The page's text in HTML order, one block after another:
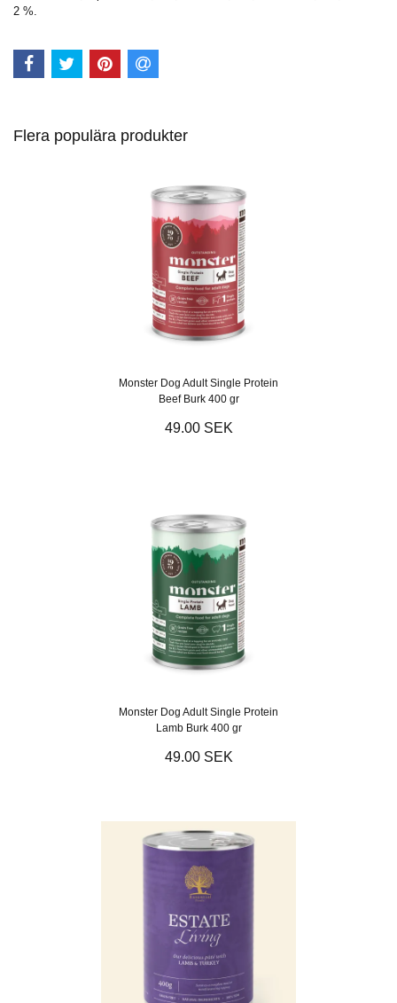
2 %.
Flera populära produkter
Monster Dog Adult Single Protein
Beef Burk 400 gr
49.00 SEK
Monster Dog Adult Single Protein
Lamb Burk 400 gr
49.00 SEK